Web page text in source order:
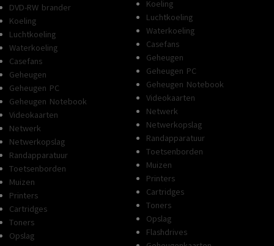
DVD-RW brander
Koeling
Luchtkoeling
Waterkoeling
Casefans
Geheugen
Geheugen PC
Geheugen Notebook
Videokaarten
Netwerk
Netwerkopslag
Randapparatuur
Toetsenborden
Muizen
Printers
Cartridges
Toners
Opslag
Koeling
Luchtkoeling
Waterkoeling
Casefans
Geheugen
Geheugen PC
Geheugen Notebook
Videokaarten
Netwerk
Netwerkopslag
Randapparatuur
Toetsenborden
Muizen
Printers
Cartridges
Toners
Opslag
Flashdrives